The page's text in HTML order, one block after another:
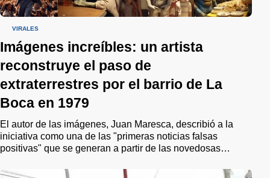
VIRALES
Imágenes increíbles: un artista
reconstruye el paso de
extraterrestres por el barrio de La
Boca en 1979
El autor de las imágenes, Juan Maresca, describió a la
iniciativa como una de las "primeras noticias falsas
positivas" que se generan a partir de las novedosas
proyecto no solo busca reconstruir una historia olvidada o